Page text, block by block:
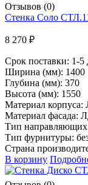
Отзывов (0)
Стенка Соло
8 270 ₽
Срок поставки: 1-5
Ширина (мм): 1400
Глубина (мм): 370
Высота (мм): 1550
Материал
Материал фасада:
Тип
Тип фурнитуры:
Страна
В корзину